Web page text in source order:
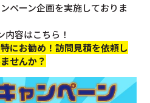
ペーン企画を実施しておりま
容はこちら！
にお勧め！訪問見積を依頼し
せんか？